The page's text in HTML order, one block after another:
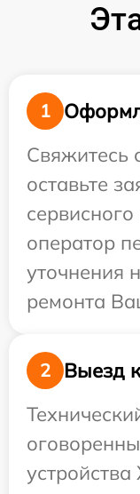
1
Свяжитесь
оставьте
оператор
уточнения
ремонта
2
Выезд